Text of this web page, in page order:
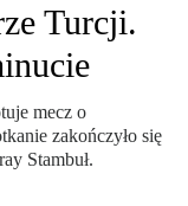
Turcji.
mecz o
zakończyło się
Stambuł.